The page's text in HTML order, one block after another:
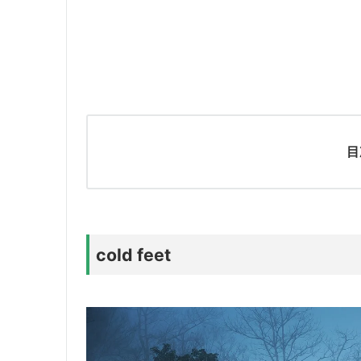
cold feet